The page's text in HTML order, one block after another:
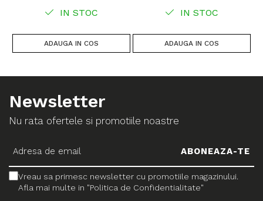
IN STOC
ADAUGA IN COS
IN STOC
ADAUGA IN COS
Newsletter
Nu rata ofertele si promotiile noastre
Vreau sa primesc newsletter cu promotiile magazinului.
Afla mai multe in "Politica de Confidentialitate"